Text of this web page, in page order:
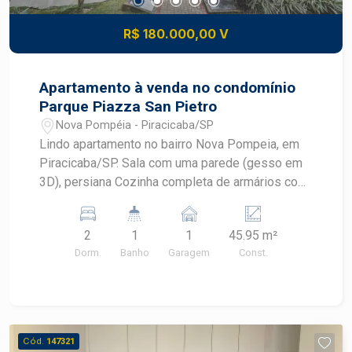
R$ 180.000,00 V
Apartamento à venda no condomínio
Parque Piazza San Pietro
Nova Pompéia - Piracicaba/SP
Lindo apartamento no bairro Nova Pompeia, em
Piracicaba/SP. Sala com uma parede (gesso em
3D), persiana Cozinha completa de armários com
Banheiro com box, 2 dormitórios 1 COM armário,
e ventilador de teto. 01 vaga de garagem coberta.
Condomínio oferece portaria 24h, área gourmet,
2
Dorm.
1
Banho
1
Garagem
45.95 m²
Const.
Cód. 147321